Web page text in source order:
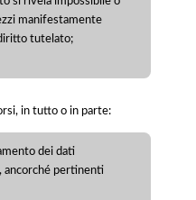
manifestamente
tutelato;
in tutto o in parte:
dei dati
ancorché pertinenti